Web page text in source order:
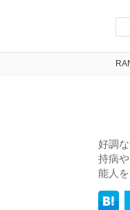
好調
持病
能人